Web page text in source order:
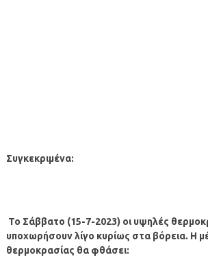
Συγκεκριμένα:
Το Σάββατο (15-7-2023) οι υψηλές
υποχωρήσουν λίγο κυρίως στα βόρεια. Η
θερμοκρασίας θα φθάσει: